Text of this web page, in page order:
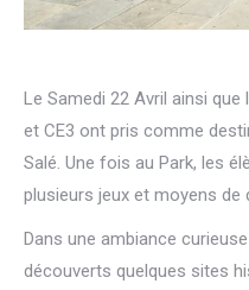
Le Samedi 22 Avril ainsi que
et CE3 ont pris comme
Salé. Une fois au Park, les
plusieurs jeux et moyens de
Dans une ambiance
découverts quelques sites